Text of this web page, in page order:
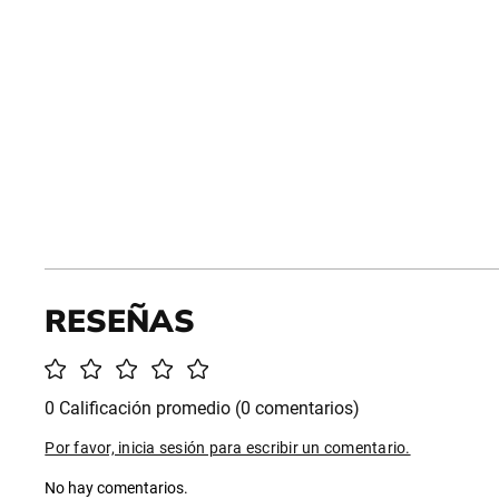
0 Calificación promedio (0 comentarios)
Por favor, inicia sesión para escribir un comentario.
No hay comentarios.